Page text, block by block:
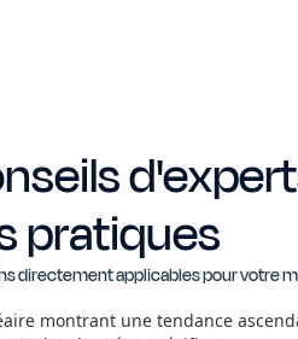
pratiques
directement applicables pour votre